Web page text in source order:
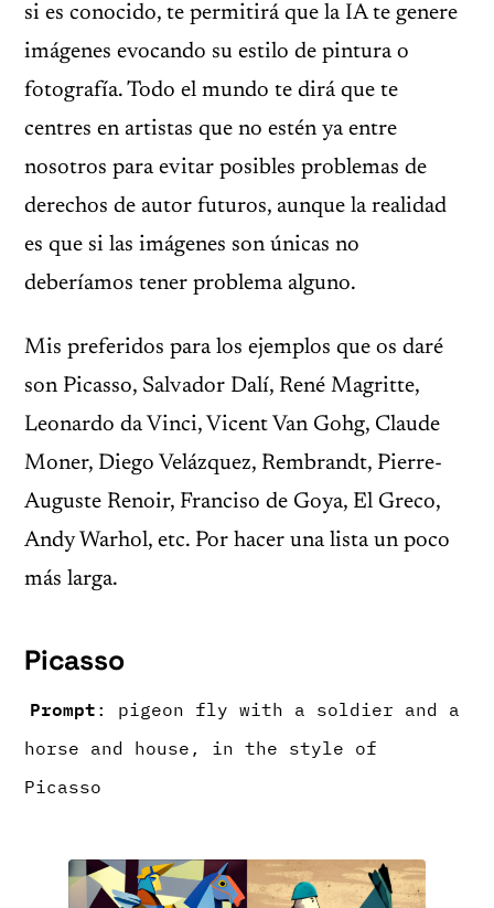
si es conocido, te permitirá que la IA te genere
imágenes evocando su estilo de pintura o
fotografía. Todo el mundo te dirá que te
centres en artistas que no estén ya entre
nosotros para evitar posibles problemas de
derechos de autor futuros, aunque la realidad
es que si las imágenes son únicas no
deberíamos tener problema alguno.
Mis preferidos para los ejemplos que os daré
son Picasso, Salvador Dalí, René Magritte,
Leonardo da Vinci, Vicent Van Gohg, Claude
Moner, Diego Velázquez, Rembrandt, Pierre-
Auguste Renoir, Franciso de Goya, El Greco,
Andy Warhol, etc. Por hacer una lista un poco
más larga.
Picasso
Prompt: pigeon fly with a soldier and a
horse and house, in the style of
Picasso